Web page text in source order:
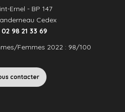
Ernel - BP 147
Cedex
98 21 33 69
Femmes 2022 : 98/100
contacter